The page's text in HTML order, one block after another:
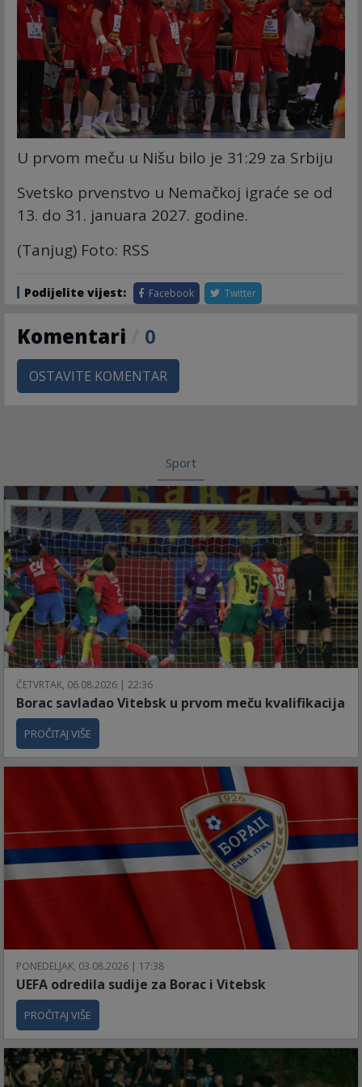
U prvom meču u Nišu bilo je 31:29 za Srbiju
Svetsko prvenstvo u Nemačkoj igraće se od
13. do 31. januara 2027. godine.
(Tanjug) Foto: RSS
Podijelite vijest: Facebook Twitter
Komentari 0
OSTAVITE KOMENTAR
Sport
ČETVRTAK, 06.08.2026 | 22:36
Borac savladao Vitebsk u prvom meču kvalifikacija
PROČITAJ VIŠE
PONEDELJAK, 03.08.2026 | 17:38
UEFA odredila sudije za Borac i Vitebsk
PROČITAJ VIŠE